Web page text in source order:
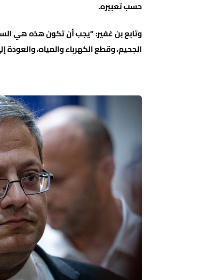
حسب تعبيره.
وتابع بن غفير: “يجب أن تكون هذه هي
الجحيم، وقطع الكهرباء والمياه، والعودة